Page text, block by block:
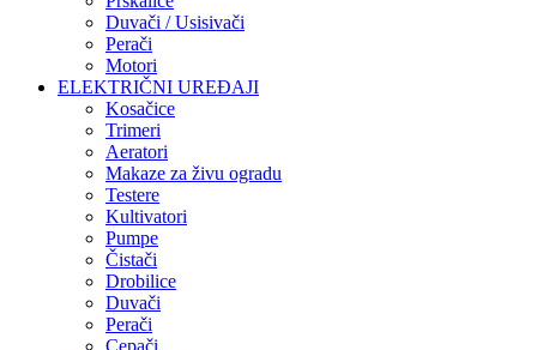
Duvači / Usisivači
Perači
Motori
ELEKTRIČNI UREĐAJI
Kosačice
Trimeri
Aeratori
Makaze za živu ogradu
Testere
Kultivatori
Pumpe
Čistači
Drobilice
Duvači
Perači